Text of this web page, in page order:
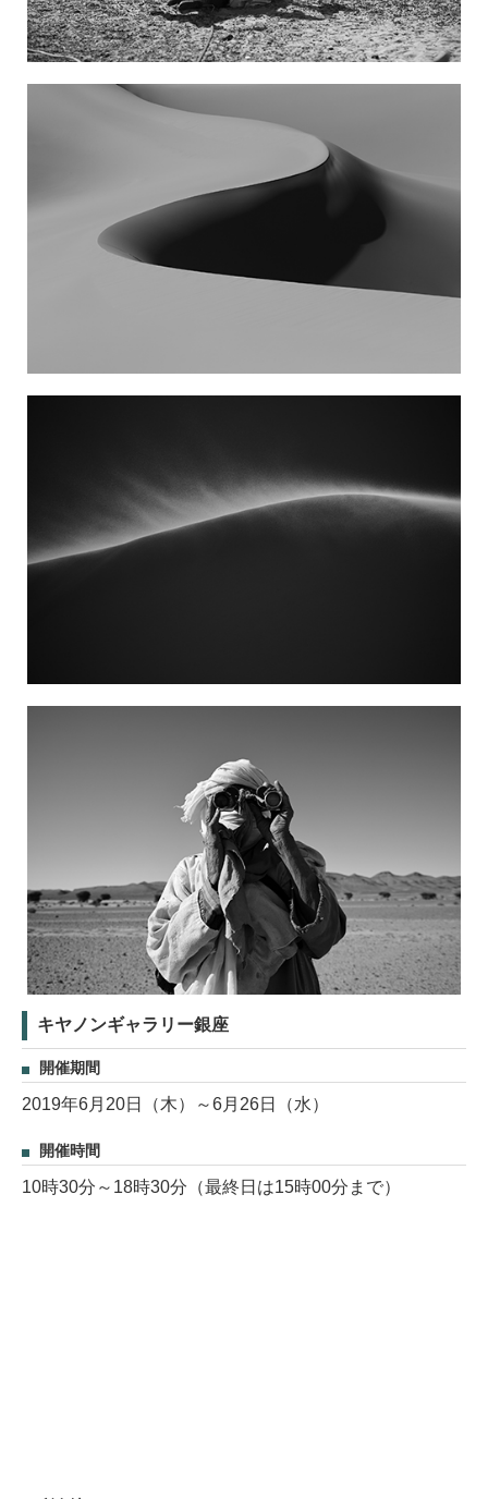
キヤノンギャラリー銀座
開催期間
2019年6月20日（木）～6月26日（水）
開催時間
10時30分～18時30分（最終日は15時00分まで）